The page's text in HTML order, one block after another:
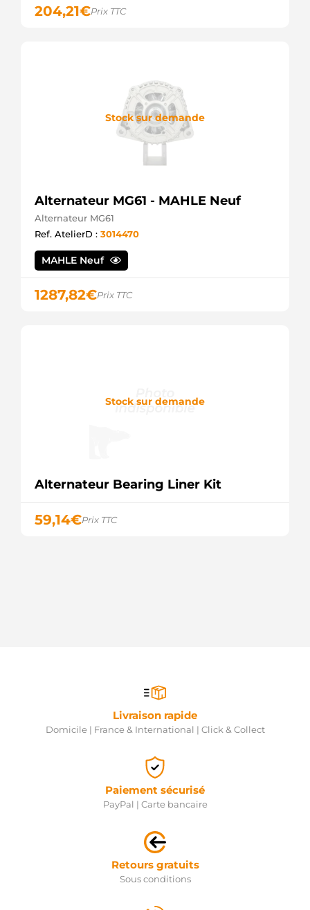
204,21€Prix TTC
Stock sur demande
Alternateur MG61 - MAHLE Neuf
Alternateur MG61
Ref. AtelierD : 3014470
MAHLE Neuf
1287,82€Prix TTC
Stock sur demande
Alternateur Bearing Liner Kit
59,14€Prix TTC
Livraison rapide
Domicile | France & International | Click & Collect
Paiement sécurisé
PayPal | Carte bancaire
Retours gratuits
Sous conditions